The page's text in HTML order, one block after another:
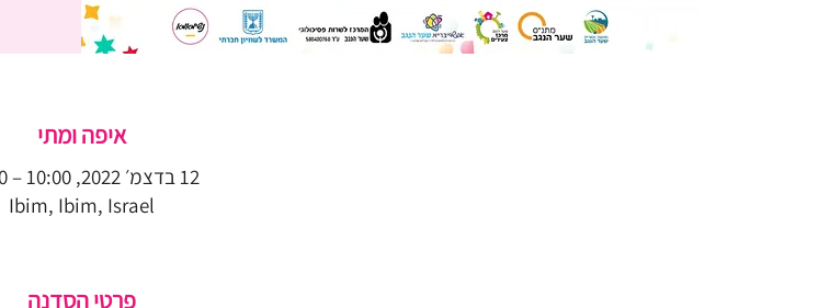
איפה ומתי
12 בדצמ׳ 2022, 10:00 – 12:30
Ibim, Ibim, Israel
פרטי הסדנה